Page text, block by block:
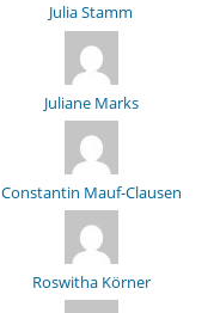
Julia Stamm
Juliane Marks
Constantin Mauf-Clausen
Roswitha Körner